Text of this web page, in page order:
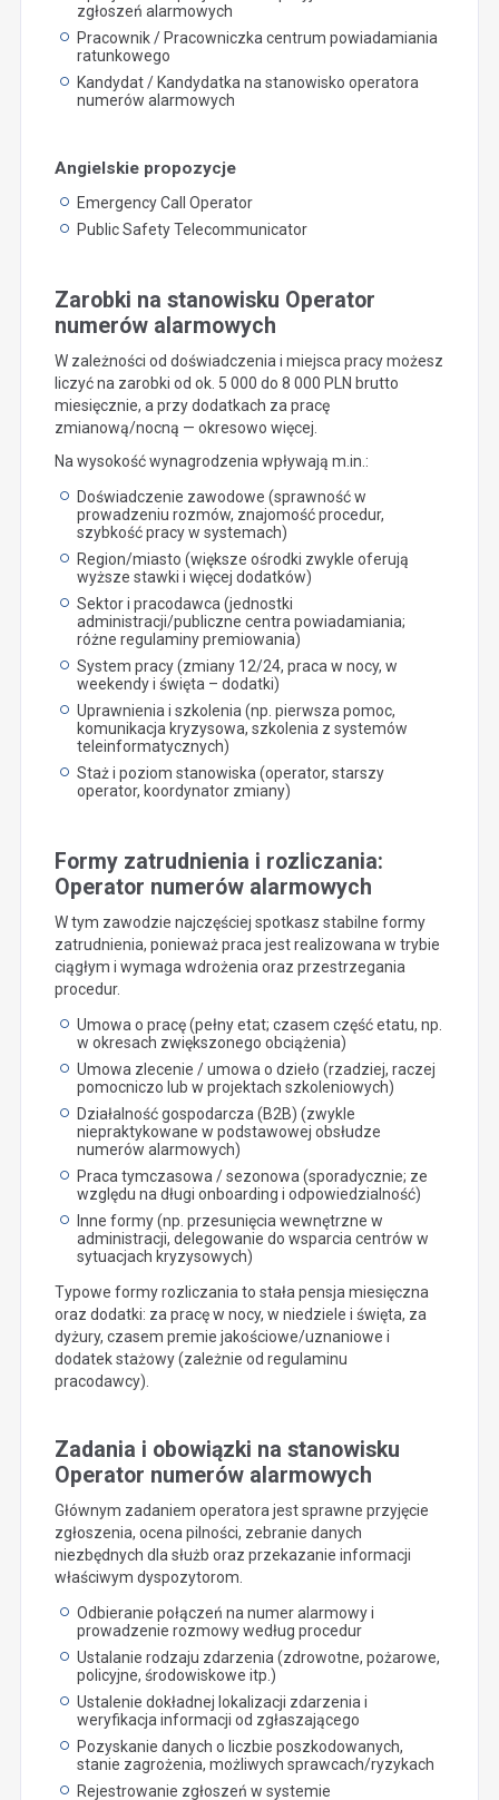
zgłoszeń alarmowych
Pracownik / Pracowniczka centrum powiadamiania
ratunkowego
Kandydat / Kandydatka na stanowisko operatora
numerów alarmowych
Angielskie propozycje
Emergency Call Operator
Public Safety Telecommunicator
Zarobki na stanowisku Operator
numerów alarmowych
W zależności od doświadczenia i miejsca pracy możesz
liczyć na zarobki od ok. 5 000 do 8 000 PLN brutto
miesięcznie, a przy dodatkach za pracę
zmianową/nocną — okresowo więcej.
Na wysokość wynagrodzenia wpływają m.in.:
Doświadczenie zawodowe (sprawność w
prowadzeniu rozmów, znajomość procedur,
szybkość pracy w systemach)
Region/miasto (większe ośrodki zwykle oferują
wyższe stawki i więcej dodatków)
Sektor i pracodawca (jednostki
administracji/publiczne centra powiadamiania;
różne regulaminy premiowania)
System pracy (zmiany 12/24, praca w nocy, w
weekendy i święta – dodatki)
Uprawnienia i szkolenia (np. pierwsza pomoc,
komunikacja kryzysowa, szkolenia z systemów
teleinformatycznych)
Staż i poziom stanowiska (operator, starszy
operator, koordynator zmiany)
Formy zatrudnienia i rozliczania:
Operator numerów alarmowych
W tym zawodzie najczęściej spotkasz stabilne formy
zatrudnienia, ponieważ praca jest realizowana w trybie
ciągłym i wymaga wdrożenia oraz przestrzegania
procedur.
Umowa o pracę (pełny etat; czasem część etatu, np.
w okresach zwiększonego obciążenia)
Umowa zlecenie / umowa o dzieło (rzadziej, raczej
pomocniczo lub w projektach szkoleniowych)
Działalność gospodarcza (B2B) (zwykle
niepraktykowane w podstawowej obsłudze
numerów alarmowych)
Praca tymczasowa / sezonowa (sporadycznie; ze
względu na długi onboarding i odpowiedzialność)
Inne formy (np. przesunięcia wewnętrzne w
administracji, delegowanie do wsparcia centrów w
sytuacjach kryzysowych)
Typowe formy rozliczania to stała pensja miesięczna
oraz dodatki: za pracę w nocy, w niedziele i święta, za
dyżury, czasem premie jakościowe/uznaniowe i
dodatek stażowy (zależnie od regulaminu
pracodawcy).
Zadania i obowiązki na stanowisku
Operator numerów alarmowych
Głównym zadaniem operatora jest sprawne przyjęcie
zgłoszenia, ocena pilności, zebranie danych
niezbędnych dla służb oraz przekazanie informacji
właściwym dyspozytorom.
Odbieranie połączeń na numer alarmowy i
prowadzenie rozmowy według procedur
Ustalanie rodzaju zdarzenia (zdrowotne, pożarowe,
policyjne, środowiskowe itp.)
Ustalenie dokładnej lokalizacji zdarzenia i
weryfikacja informacji od zgłaszającego
Pozyskanie danych o liczbie poszkodowanych,
stanie zagrożenia, możliwych sprawcach/ryzykach
Rejestrowanie zgłoszeń w systemie